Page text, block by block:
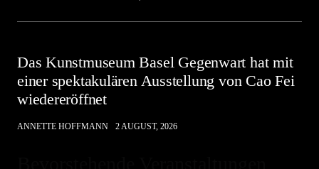
Das Kunstmuseum Basel Gegenwart hat mit
einer spektakulären Ausstellung von Cao Fei
wiedereröffnet
ANNETTE HOFFMANN 2 AUGUST, 2026